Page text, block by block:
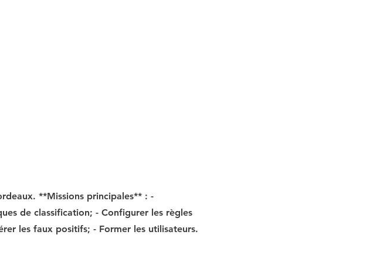
**Missions principales** : -
de classification; - Configurer les règles
les faux positifs; - Former les utilisateurs.